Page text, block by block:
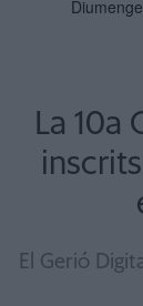
La 10a
El Gerió